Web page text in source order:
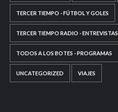
TERCER TIEMPO - FÚTBOL Y GOLES
TERCER TIEMPO RADIO - ENTREVISTAS
TODOS A LOS BOTES - PROGRAMAS
UNCATEGORIZED VIAJES